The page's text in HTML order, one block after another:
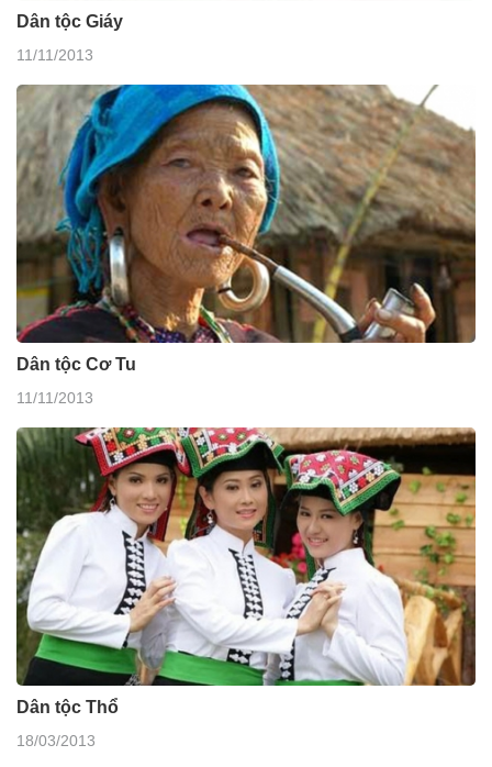
Dân tộc Giáy
11/11/2013
Dân tộc Cơ Tu
11/11/2013
Dân tộc Thổ
18/03/2013